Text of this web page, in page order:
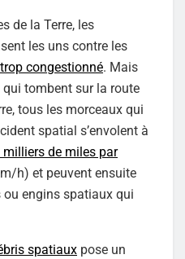
de la Terre, les
les uns contre les
congestionné. Mais
tombent sur la route
tous les morceaux qui
spatial s’envolent à
milliers de miles par
h) et peuvent ensuite
ou engins spatiaux qui
spatiaux pose un